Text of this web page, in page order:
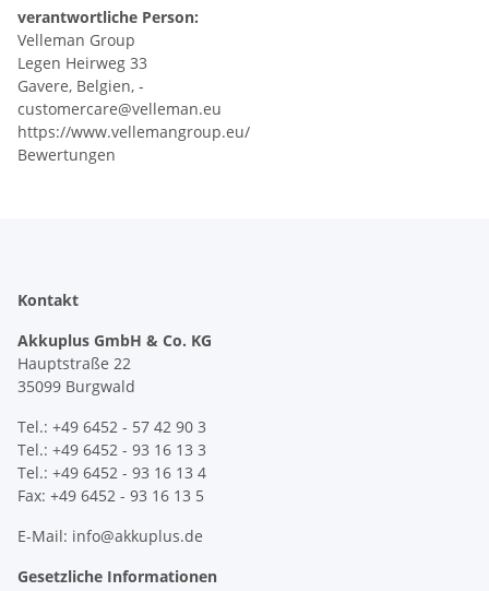
verantwortliche Person:
Velleman Group
Legen Heirweg 33
Gavere, Belgien, -
customercare@velleman.eu
https://www.vellemangroup.eu/
Bewertungen
Kontakt
Akkuplus GmbH & Co. KG
Hauptstraße 22
35099 Burgwald
Tel.: +49 6452 - 57 42 90 3
Tel.: +49 6452 - 93 16 13 3
Tel.: +49 6452 - 93 16 13 4
Fax: +49 6452 - 93 16 13 5
E-Mail: info@akkuplus.de
Gesetzliche Informationen